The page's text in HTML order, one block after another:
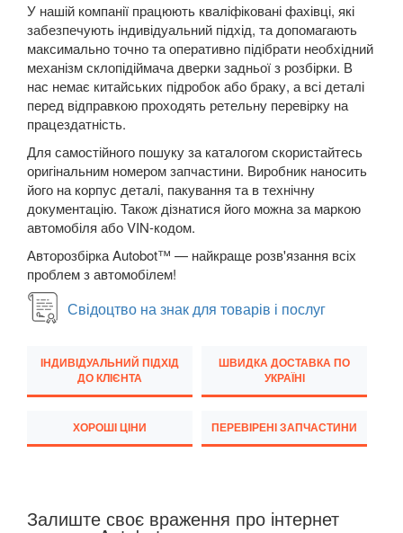
Micra IV (K13)
Micra V (K14)
Note I (E11)
Note II (E12)
NV200 (M20)
Navara (D23M)
Pathfinder III (R51)
Patrol V (Y61)
Pixo (UA0)
Pulsar
Qashqai I (J10)
У нашій компанії працюють кваліфіковані фахівці, які
забезпечують індивідуальний підхід, та допомагають
максимально точно та оперативно підібрати необхідний
механізм склопідіймача дверки задньої з розбірки. В
нас немає китайських підробок або браку, а всі деталі
перед відправкою проходять ретельну перевірку на
працездатність.
Для самостійного пошуку за каталогом скористайтесь
оригінальним номером запчастини. Виробник наносить
його на корпус деталі, пакування та в технічну
документацію. Також дізнатися його можна за маркою
автомобіля або VIN-кодом.
Авторозбірка Autobot™ — найкраще розв'язання всіх
проблем з автомобілем!
Свідоцтво на знак для товарів і послуг
ІНДИВІДУАЛЬНИЙ ПІДХІД
ДО КЛІЄНТА
ШВИДКА ДОСТАВКА ПО
УКРАЇНІ
ХОРОШІ ЦІНИ ПЕРЕВІРЕНІ ЗАПЧАСТИНИ
Залиште своє враження про інтернет